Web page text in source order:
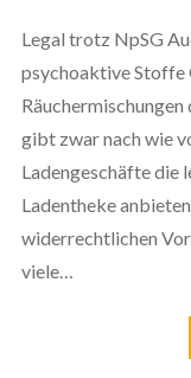
Legal trotz NpSG
psychoaktive Stoffe
Räuchermischungen
gibt zwar nach wie
Ladengeschäfte die
Ladentheke
widerrechtlichen
viele…